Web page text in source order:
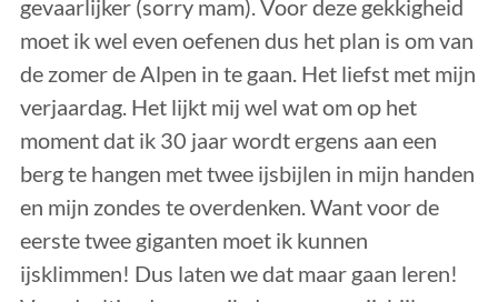
gevaarlijker (sorry mam). Voor deze gekkigheid
moet ik wel even oefenen dus het plan is om van
de zomer de Alpen in te gaan. Het liefst met mijn
verjaardag. Het lijkt mij wel wat om op het
moment dat ik 30 jaar wordt ergens aan een
berg te hangen met twee ijsbijlen in mijn handen
en mijn zondes te overdenken. Want voor de
eerste twee giganten moet ik kunnen
ijsklimmen! Dus laten we dat maar gaan leren!